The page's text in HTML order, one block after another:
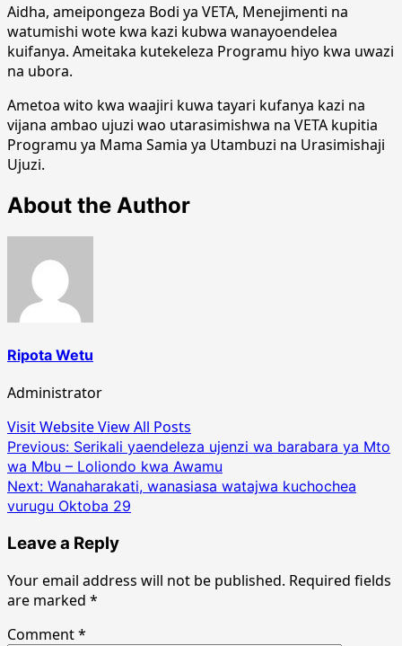
Aidha, ameipongeza Bodi ya VETA, Menejimenti na
watumishi wote kwa kazi kubwa wanayoendelea
kuifanya. Ameitaka kutekeleza Programu hiyo kwa uwazi
na ubora.
Ametoa wito kwa waajiri kuwa tayari kufanya kazi na
vijana ambao ujuzi wao utarasimishwa na VETA kupitia
Programu ya Mama Samia ya Utambuzi na Urasimishaji
Ujuzi.
About the Author
Ripota Wetu
Administrator
Visit WebsiteView All Posts
Post
navigation
Previous: Serikali yaendeleza ujenzi wa barabara ya Mto
wa Mbu – Loliondo kwa Awamu
Next: Wanaharakati, wanasiasa watajwa kuchochea
vurugu Oktoba 29
Leave a Reply
Your email address will not be published. Required fields
are marked *
Comment*